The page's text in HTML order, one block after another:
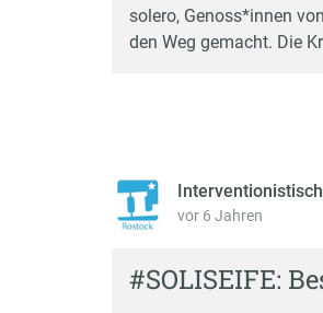
solero, Genoss*innen
den Weg gemacht. Die
vor 6 Jahren
#SOLISEIFE: